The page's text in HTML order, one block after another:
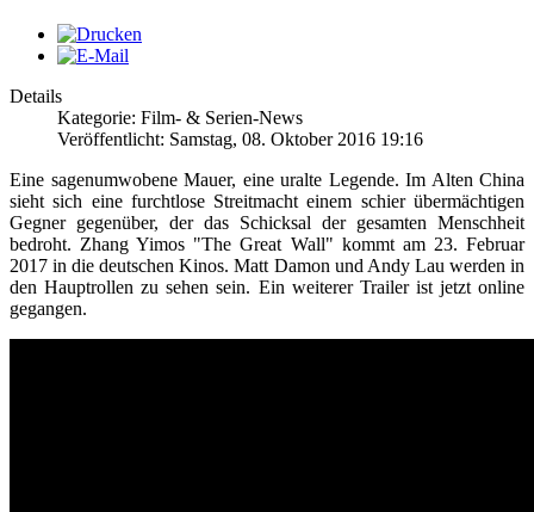
Details
Kategorie: Film- & Serien-News
Veröffentlicht: Samstag, 08. Oktober 2016 19:16
Eine sagenumwobene Mauer, eine uralte Legende. Im Alten China
sieht sich eine furchtlose Streitmacht einem schier übermächtigen
Gegner gegenüber, der das Schicksal der gesamten Menschheit
bedroht. Zhang Yimos "The Great Wall" kommt am 23. Februar
2017 in die deutschen Kinos. Matt Damon und Andy Lau werden in
den Hauptrollen zu sehen sein. Ein weiterer Trailer ist jetzt online
gegangen.